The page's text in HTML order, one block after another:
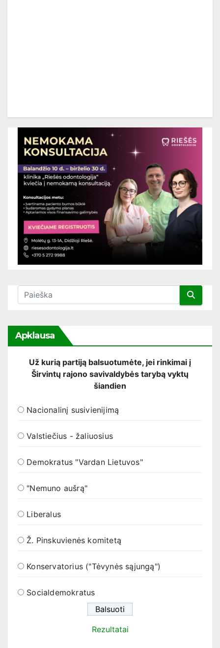
Apklausa
Už kurią partiją balsuotumėte, jei rinkimai į
Širvintų rajono savivaldybės tarybą vyktų
šiandien
Nacionalinį susivienijimą
Valstiečius - žaliuosius
Demokratus "Vardan Lietuvos"
"Nemuno aušrą"
Liberalus
Ž. Pinskuvienės komitetą
Konservatorius ("Tėvynės sąjungą")
Socialdemokratus
Rezultatai